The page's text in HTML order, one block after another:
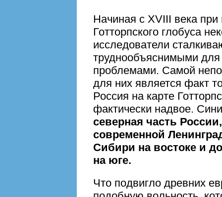
Начиная с XVIII века при
Готторпского глобуса
исследователи
труднообъяснимыми для
проблемами. Самой
для них является факт
Россия на карте
фактически надвое.
северная часть
современной
Сибири на востоке и
на юге.
Что подвигло древних